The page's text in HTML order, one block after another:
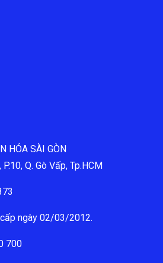
HÓA SÀI GÒN
Q. Gò Vấp, Tp.HCM
ngày 02/03/2012.
700